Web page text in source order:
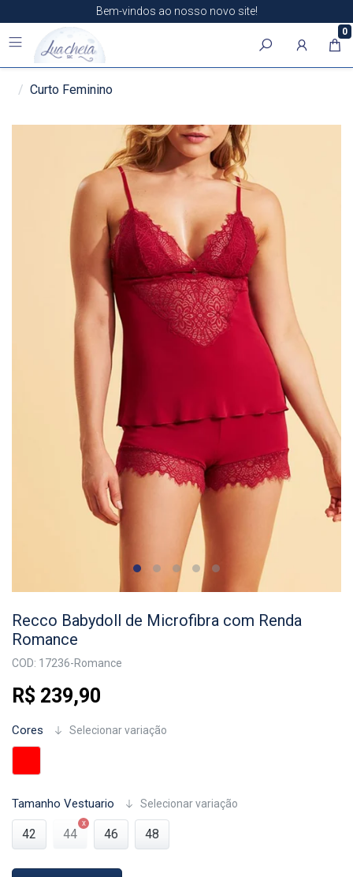
Bem-vindos ao nosso novo site!
0
Curto Feminino
Recco Babydoll de Microfibra com Renda
Romance
COD: 17236-Romance
R$ 239,90
Cores Selecionar variação
Tamanho Vestuario Selecionar variação
42 44 46 48